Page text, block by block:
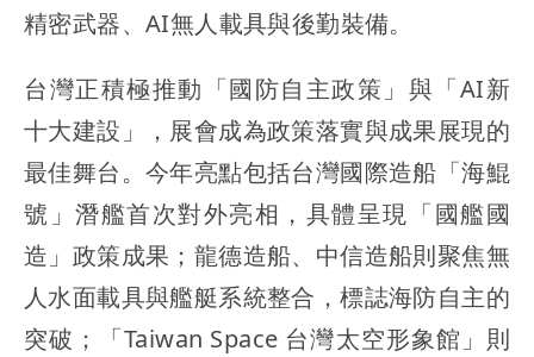
精密武器、AI無人載具與後勤裝備。
台灣正積極推動「國防自主政策」與「AI新
十大建設」，展會成為政策落實與成果展現的
最佳舞台。今年亮點包括台灣國際造船「海鯤
號」潛艦首次對外亮相，具體呈現「國艦國
造」政策成果；龍德造船、中信造船則聚焦無
人水面載具與艦艇系統整合，標誌海防自主的
突破；「Taiwan Space 台灣太空形象館」則